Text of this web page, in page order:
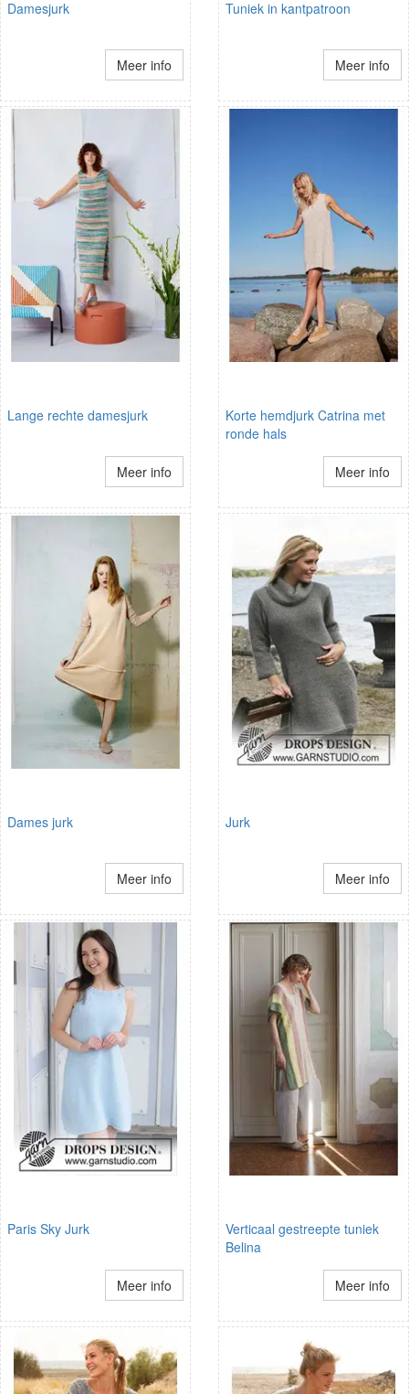
Damesjurk
Meer info
Tuniek in kantpatroon
Meer info
Lange rechte damesjurk
Meer info
Korte hemdjurk Catrina met
ronde hals
Meer info
Dames jurk
Meer info
Jurk
Meer info
Paris Sky Jurk
Meer info
Verticaal gestreepte tuniek
Belina
Meer info